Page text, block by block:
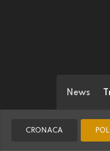
News
CRONACA